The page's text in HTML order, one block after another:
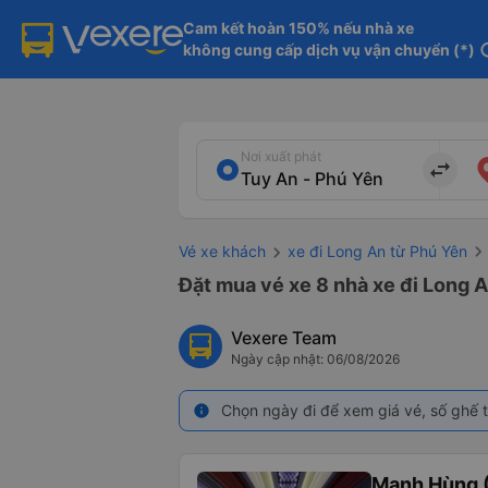
Cam kết hoàn 150% nếu nhà xe
không cung cấp dịch vụ vận chuyển (*)
Nơi xuất phát
import_export
Vé xe khách xe đi Long An từ Phú Yên
Đặt mua vé xe 8 nhà xe đi Long
Vexere Team
Ngày cập nhật: 06/08/2026
info Chọn ngày đi để xem giá vé, số